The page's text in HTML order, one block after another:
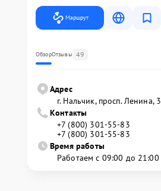
Маршрут
ОбзорОтзывы 49
Адрес
г. Нальчик, просп. Ленина, 3
Контакты
+7 (800) 301-55-83
+7 (800) 301-55-83
Время работы
Работаем с 09:00 до 21:00